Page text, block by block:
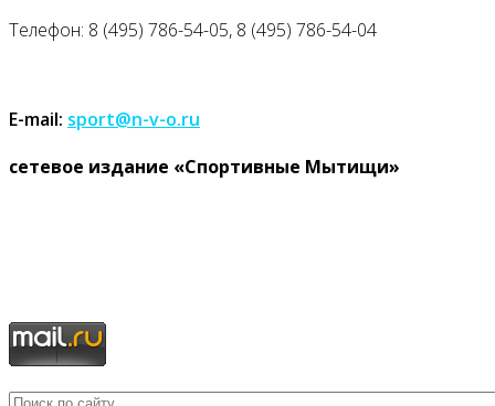
Телефон: 8 (495) 786-54-05, 8 (495) 786-54-04
E-mail: sport@n-v-o.ru
cетевое издание «Спортивные Мытищи»